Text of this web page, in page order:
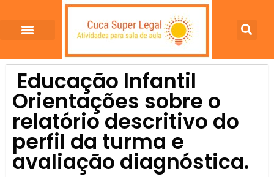
Educação Infantil
Orientações sobre o
relatório descritivo do
perfil da turma e
avaliação diagnóstica.